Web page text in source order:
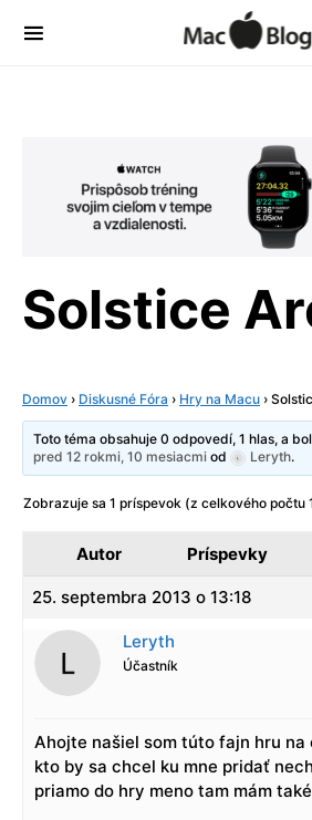
Solstice
Domov › Diskusné Fóra › Hry na Macu ›
Toto téma obsahuje 0 odpovedí, 1 hlas, a
pred 12 rokmi, 10 mesiacmi od Leryth.
Zobrazuje sa 1 príspevok (z celkového počtu
Autor Príspevky
25. septembra 2013 o 13:18
Leryth
Účastník
Ahojte našiel som túto fajn hru na
kto by sa chcel ku mne pridať
priamo do hry meno tam mám